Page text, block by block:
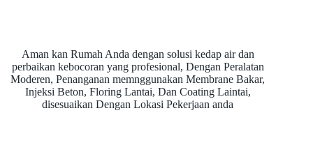
Aman kan Rumah Anda dengan solusi kedap air dan
perbaikan kebocoran yang profesional, Dengan Peralatan
Moderen, Penanganan memnggunakan Membrane Bakar,
Injeksi Beton, Floring Lantai, Dan Coating Laintai,
disesuaikan Dengan Lokasi Pekerjaan anda